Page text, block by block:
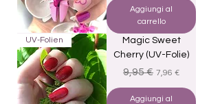
Aggiungi al
carrello
UV-Folien
Magic Sweet
Cherry (UV-Folie)
Prezzo regolare
9,95 € Prezzo scontato
7,96 €
Aggiungi al